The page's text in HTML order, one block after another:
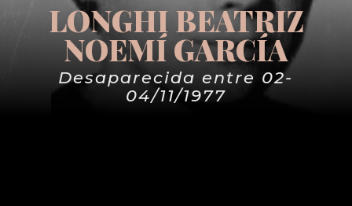
LONGHI BEATRIZ
NOEMÍ GARCÍA
Desaparecida entre 02-
04/11/1977